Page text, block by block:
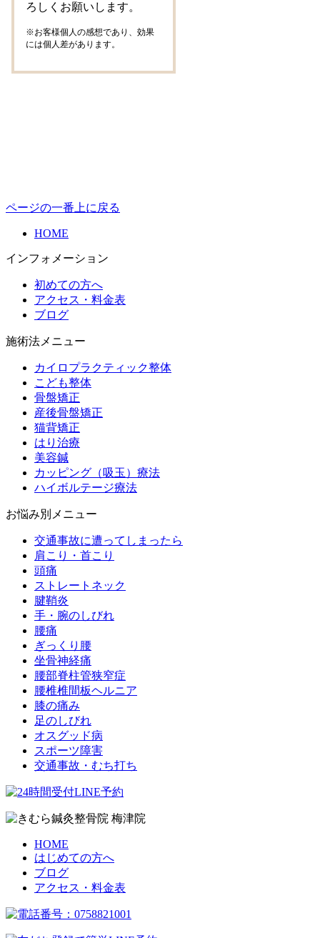
ろしくお願いします。
※お客様個人の感想であり、効果
には個人差があります。
ページの一番上に戻る
HOME
インフォメーション
初めての方へ
アクセス・料金表
ブログ
施術法メニュー
カイロプラクティック整体
こども整体
骨盤矯正
産後骨盤矯正
猫背矯正
はり治療
美容鍼
カッピング（吸玉）療法
ハイボルテージ療法
お悩み別メニュー
交通事故に遭ってしまったら
肩こり・首こり
頭痛
ストレートネック
腱鞘炎
手・腕のしびれ
腰痛
ぎっくり腰
坐骨神経痛
腰部脊柱管狭窄症
腰椎椎間板ヘルニア
膝の痛み
足のしびれ
オスグッド病
スポーツ障害
交通事故・むち打ち
HOME
はじめての方へ
ブログ
アクセス・料金表